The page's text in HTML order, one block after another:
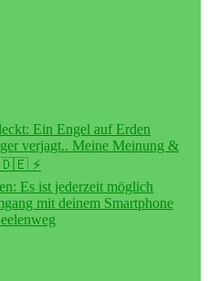
Ein Engel auf Erden
verjagt.. Meine Meinung &
🇩🇪 ⚡️
Es ist jederzeit möglich
mit deinem Smartphone